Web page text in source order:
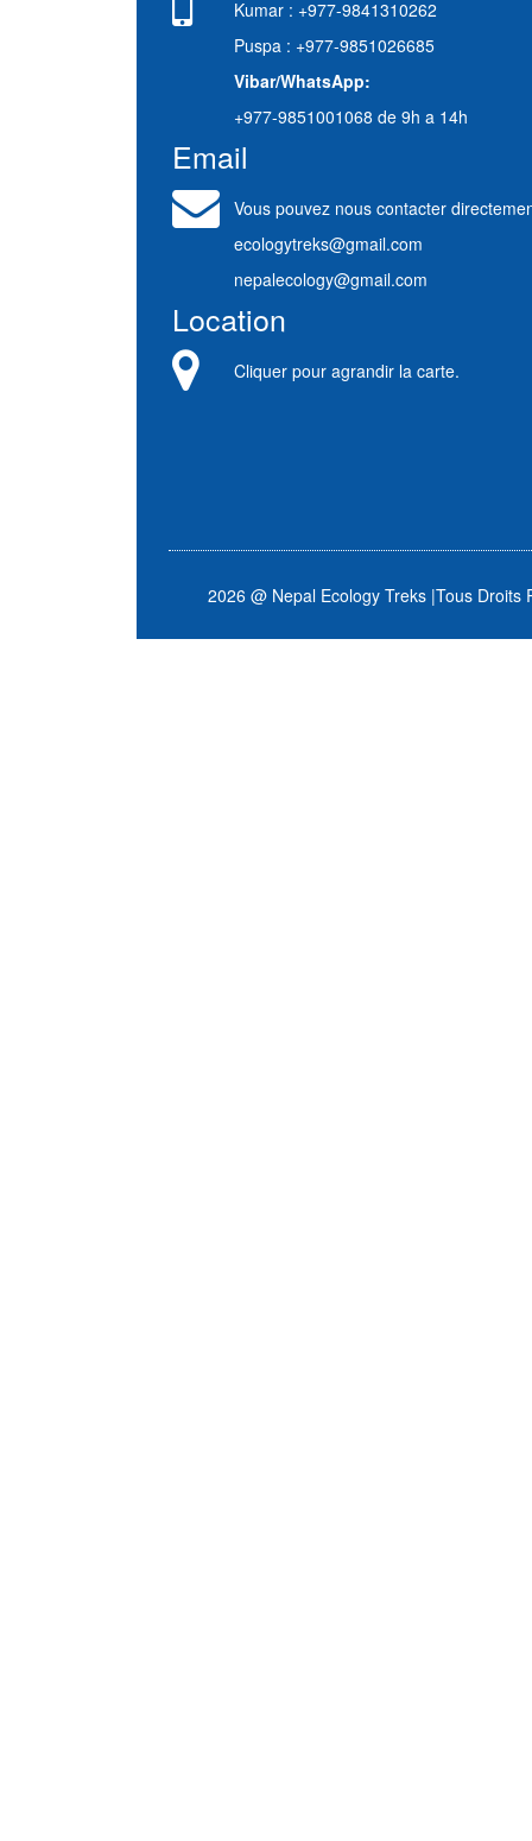
Kumar : +977-9841310262
Puspa : +977-9851026685
Vibar/WhatsApp:
+977-9851001068 de 9h a 14h
Email
Vous pouvez nous contacter
ecologytreks@gmail.com
nepalecology@gmail.com
Location
Cliquer pour agrandir la carte.
2026 @ Nepal Ecology Treks |Tous Droits